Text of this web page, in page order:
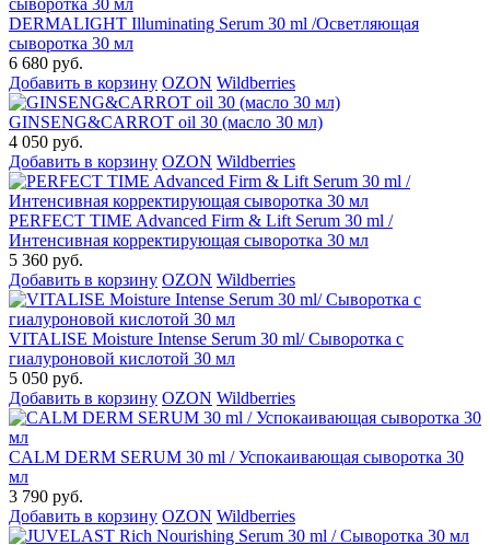
DERMALIGHT Illuminating Serum 30 ml /Осветляющая
сыворотка 30 мл
6 680 руб.
Добавить в корзину OZON Wildberries
GINSENG&CARROT oil 30 (масло 30 мл)
4 050 руб.
Добавить в корзину OZON Wildberries
PERFECT TIME Advanced Firm & Lift Serum 30 ml /
Интенсивная корректирующая сыворотка 30 мл
5 360 руб.
Добавить в корзину OZON Wildberries
VITALISE Moisture Intense Serum 30 ml/ Сыворотка с
гиалуроновой кислотой 30 мл
5 050 руб.
Добавить в корзину OZON Wildberries
CALM DERM SERUM 30 ml / Успокаивающая сыворотка 30
мл
3 790 руб.
Добавить в корзину OZON Wildberries